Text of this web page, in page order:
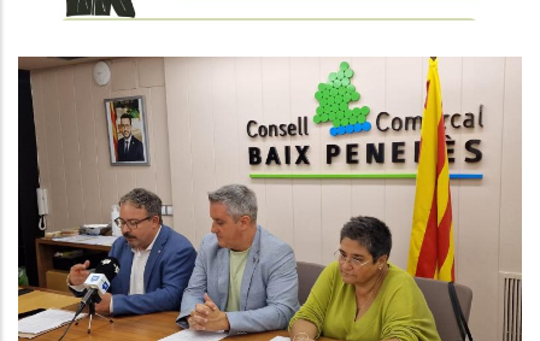
Nou Programa De Formació
Comarcal Que Beneficiarà A Un
Centenar De Persones
Ocupació